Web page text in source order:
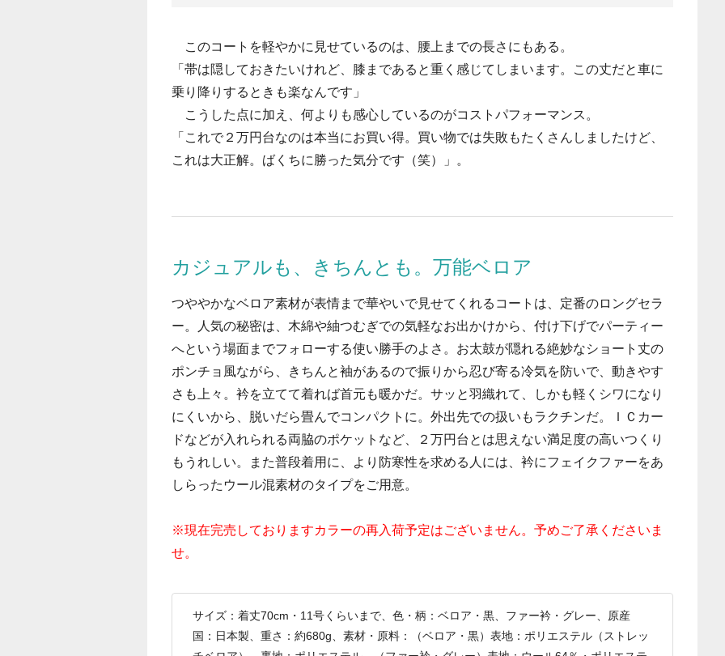
このコートを軽やかに見せているのは、腰上までの長さにもある。
「帯は隠しておきたいけれど、膝まであると重く感じてしまいます。この丈だと車に
乗り降りするときも楽なんです」
こうした点に加え、何よりも感心しているのがコストパフォーマンス。
「これで２万円台なのは本当にお買い得。買い物では失敗もたくさんしましたけど、
これは大正解。ばくちに勝った気分です（笑）」。
カジュアルも、きちんとも。万能ベロア
つややかなベロア素材が表情まで華やいで見せてくれるコートは、定番のロングセラ
ー。人気の秘密は、木綿や紬つむぎでの気軽なお出かけから、付け下げでパーティー
へという場面までフォローする使い勝手のよさ。お太鼓が隠れる絶妙なショート丈の
ポンチョ風ながら、きちんと袖があるので振りから忍び寄る冷気を防いで、動きやす
さも上々。衿を立てて着れば首元も暖かだ。サッと羽織れて、しかも軽くシワになり
にくいから、脱いだら畳んでコンパクトに。外出先での扱いもラクチンだ。ＩＣカー
ドなどが入れられる両脇のポケットなど、２万円台とは思えない満足度の高いつくり
もうれしい。また普段着用に、より防寒性を求める人には、衿にフェイクファーをあ
しらったウール混素材のタイプをご用意。
※現在完売しておりますカラーの再入荷予定はございません。予めご了承くださいま
せ。
サイズ：着丈70cm・11号くらいまで、色・柄：ベロア・黒、ファー衿・グレー、原産
国：日本製、重さ：約680g、素材・原料：（ベロア・黒）表地：ポリエステル（ストレッ